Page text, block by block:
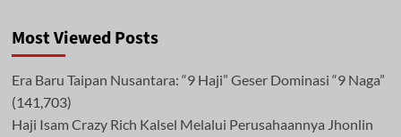
Most Viewed Posts
Era Baru Taipan Nusantara: “9 Haji” Geser Dominasi “9 Naga”
(141,703)
Haji Isam Crazy Rich Kalsel Melalui Perusahaannya Jhonlin